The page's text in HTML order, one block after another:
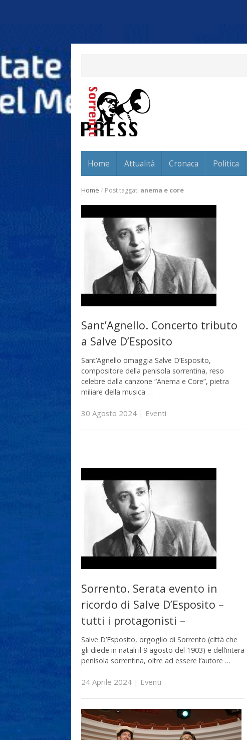
Home Attualità Cronaca Politica
Home / Post taggati anema e core
Sant’Agnello. Concerto tributo
a Salve D’Esposito
Sant’Agnello omaggia Salve D’Esposito,
compositore della penisola sorrentina, reso
celebre dalla canzone “Anema e Core”, pietra
miliare della musica …
30 Agosto 2024 | Eventi
Sorrento. Serata evento in
ricordo di Salve D’Esposito –
tutti i protagonisti –
Salve D’Esposito, orgoglio di Sorrento (città che
gli diede in natali il 9 agosto del 1903) e dell’intera
penisola sorrentina, oltre ad essere l’autore …
24 Aprile 2024 | Eventi